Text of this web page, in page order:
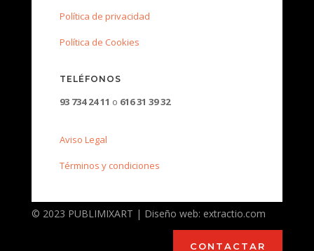
Política de privacidad
Política de Cookies
TELÉFONOS
93 734 24 11 o 616 31 39 32
Aviso Legal
Términos y condiciones
© 2023 PUBLIMIXART | Diseño web: extractio.com
CONTACTAR